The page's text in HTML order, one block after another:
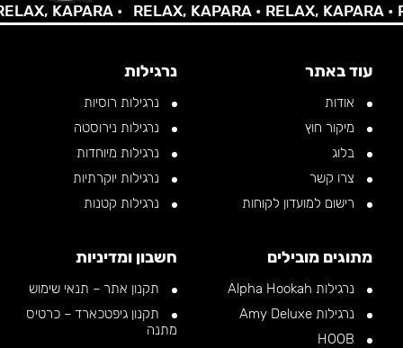
KAPARA • RELAX, KAPARA •RELAX, KAPARA •
עוד באתר
אודות
מיקור חוץ
בלוג
צרו קשר
רישום למועדון לקוחות
נרגילות
נרגילות רוסיות
נרגילות נירוסטה
נרגילות מיוחדות
נרגילות יוקרתיות
נרגילות קטנות
מתוגים מובילים
נרגילות Alpha Hookah
נרגילות Amy Deluxe
חשבון ומדיניות
תקנון אתר – תנאי שימוש
תקנון גיפטכארד – כרטיס
מתנה